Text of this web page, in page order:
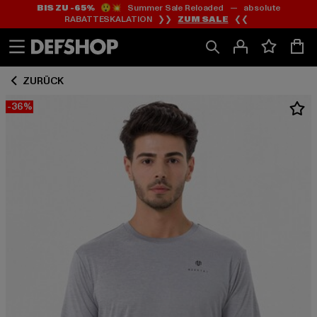
Zum
Inhalt
springen
Zum
Fußzeile
springen
BIS ZU -65%😲💥 Summer Sale Reloaded — absolute
RABATTESKALATION ❯❯ ZUM SALE ❮❮
ZURÜCK
-36%